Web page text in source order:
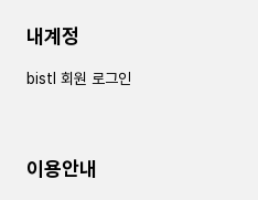
내계정
bistl 회원 로그인
이용안내